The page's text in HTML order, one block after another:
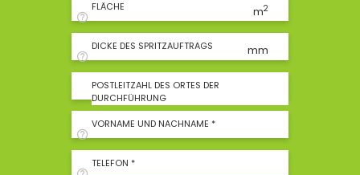
FLÄCHE m2
DICKE DES SPRITZAUFTRAGS mm
POSTLEITZAHL DES ORTES DER
DURCHFÜHRUNG
VORNAME UND NACHNAME *
TELEFON *